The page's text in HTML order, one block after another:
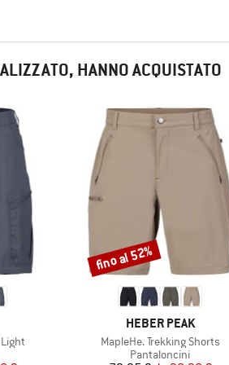
HANNO ACQUISTATO
MARCHIO
HEBER PEAK
Articolo
MapleHe. Trekking Shorts
Gruppo di prodotti
Pantaloncini
Sconto
fino al 52%